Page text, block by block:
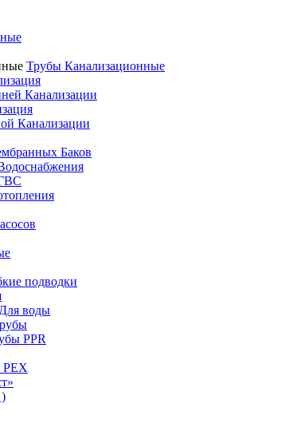
Трубы Канализационные
Канализации
Канализации
Баков
подводки
воды
PPR